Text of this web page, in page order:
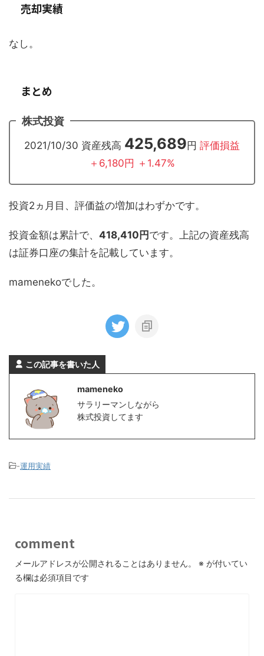
売却実績
なし。
まとめ
株式投資
2021/10/30 資産残高 425,689 円 評価損益
＋6,180円 ＋1.47%
投資2ヵ月目、評価益の増加はわずかです。
投資金額は累計で、 418,410円 です。上記の資産残高
は証券口座の集計を記載しています。
mamenekoでした。
この記事を書いた人
mameneko
サラリーマンしながら
株式投資してます
-運用実績
comment
メールアドレスが公開されることはありません。 ※ が付いてい
る欄は必須項目です